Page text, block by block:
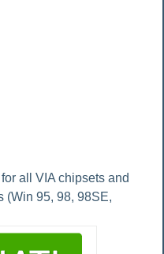
all VIA chipsets and
(Win 95, 98, 98SE,